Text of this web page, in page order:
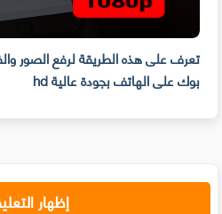
تعرف على هذه الطريقة لرفع الصور
بوك على الهاتف بجودة عالية hd
إظهار